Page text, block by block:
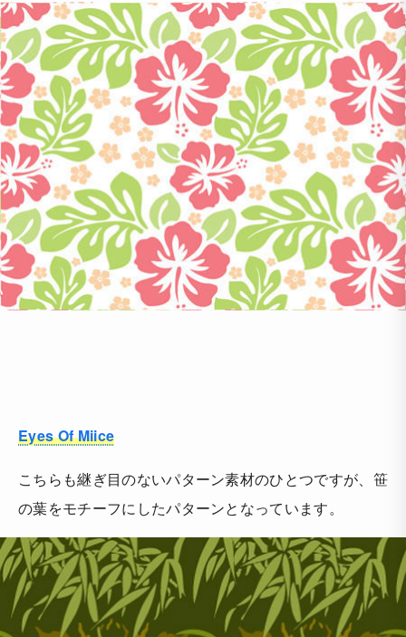
Eyes Of Miice
こちらも継ぎ目のないパターン素材のひとつですが、笹
の葉をモチーフにしたパターンとなっています。